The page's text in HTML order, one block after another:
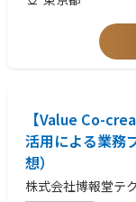
＊弁護士・弁理士な
【Value Co-
活用による業務
想）
株式会社博報堂テ